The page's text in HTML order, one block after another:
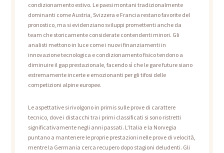
condizionamento estivo. Le paesi montani tradizionalmente
dominanti come Austria, Svizzera e Francia restano favorite del
pronostico, ma si evidenziano sviluppi promettenti anche da
team che storicamente considerate contendenti minori. Gli
analisti mettono in luce come i nuovi finanziamenti in
innovazione tecnologica e condizionamento fisico tendono a
diminuire il gap prestazionale, facendo sì che le gare future siano
estremamente incerte e emozionanti per gli tifosi delle
competizioni alpine europee.
Le aspettative si rivolgono in primis sulle prove di carattere
tecnico, dove i distacchi tra i primi classificati si sono ristretti
significativamente negli anni passati. L’Italia e la Norvegia
puntano a mantenere le proprie prestazioni nelle prove di velocità,
mentre la Germania cerca recupero dopo stagioni deludenti. Gli